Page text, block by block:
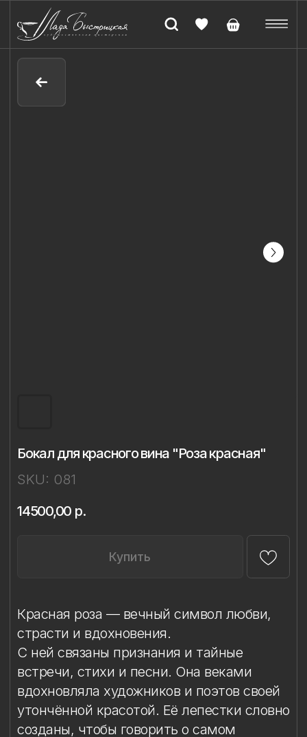
Красная роза — вечный символ любви,
С ней связаны признания и тайные
утончённой красотой. Её лепестки словно
В глубине прозрачного бокала
распускается роза из тонкого фарфора.
Она слеплена вручную и расписана
в технике надглазурной живописи,
благодаря чему её образ остаётся
навсегда живым и совершенным.
Этот бокал создан не только для вина,
но и для атмосферы. В нём сочетается